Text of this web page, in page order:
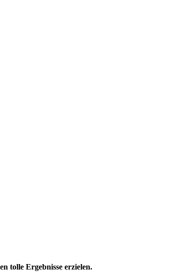
tolle Ergebnisse erzielen.